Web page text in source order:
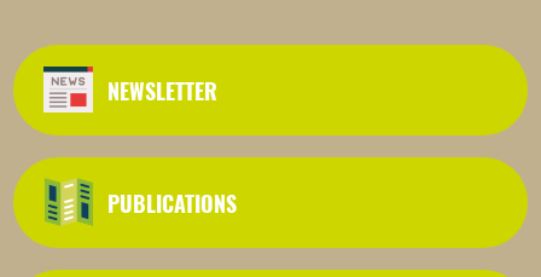
NEWSLETTER
PUBLICATIONS